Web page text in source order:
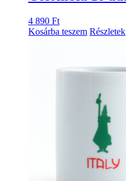
4 890 Ft
Kosárba teszem Részletek